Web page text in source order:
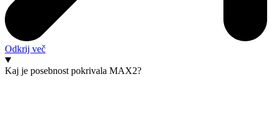
Odkrij več
Kaj je posebnost pokrivala MAX2?